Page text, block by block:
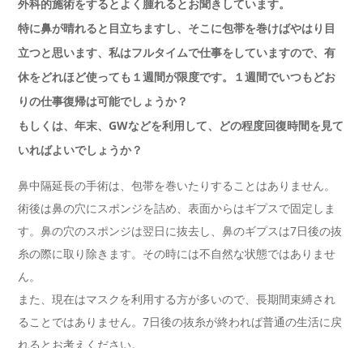
外科的施術をするとよく腫れるとお聞きしています。
特に鼻が晴れると目立ちますし、そこに包帯を巻けばやはり目
立つと思います、私はフルタイムで仕事をしていますので、有
休をどれほど使っても１週間が限度です。１週間でいつもどお
りの仕事復帰は可能でしょうか？
もしくは、年末、GWなどを利用して、どの程度回復時間を見て
いればよいでしょうか？
鼻中隔延長の手術は、包帯を巻いたりすることはありません。
術後は鼻の穴にスポンジを詰め、表面からはギプスで固定しま
す。鼻の穴のスポンジは翌日に抜去し、鼻のギプスは7日後の抜
糸の際に取り除きます。その時には不自然な状態ではありませ
ん。
また、現在はマスクを利用する方が多いので、長期間束縛され
ることではありません。7日後の抜糸が終われば普通の生活に戻
れるとお考えください。